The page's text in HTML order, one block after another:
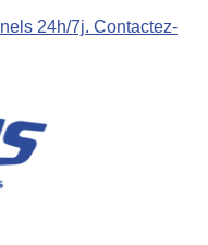
24h/7j. Contactez-